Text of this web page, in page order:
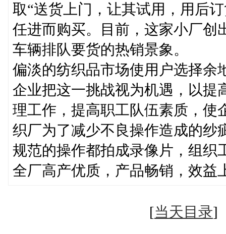
取“送货上门，让其试用，用后
任进而购买。目前，这家小厂创
车辆排队要货的热销景象。
偏淡的纺织品市场使用户选择余
企业把这一挑战视为机遇，以提
理工作，提高职工队伍素质，使
织厂为了减少不良操作造成的纱
规范的操作都拍成录像片，组织
全厂高产优质，产品畅销，效益
[当天目录